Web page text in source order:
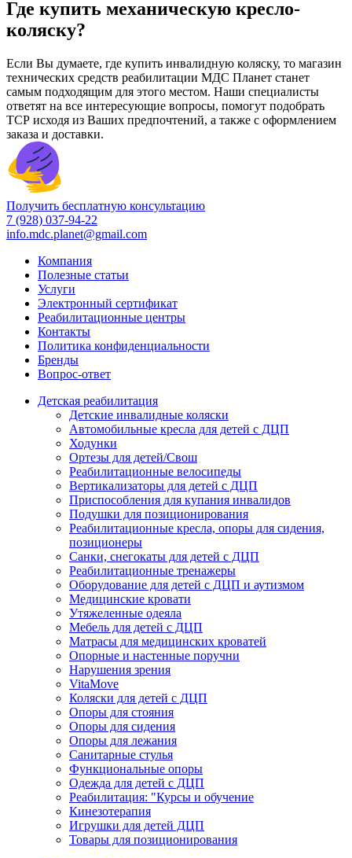
Где купить механическую кресло-
коляску?
Если Вы думаете, где купить инвалидную коляску, то магазин
технических средств реабилитации МДС Планет станет
самым подходящим для этого местом. Наши специалисты
ответят на все интересующие вопросы, помогут подобрать
ТСР исходя из Ваших предпочтений, а также с оформлением
заказа и доставки.
Получить бесплатную консультацию
7 (928) 037-94-22
info.mdc.planet@gmail.com
Компания
Полезные статьи
Услуги
Электронный сертификат
Реабилитационные центры
Контакты
Политика конфиденциальности
Бренды
Вопрос-ответ
Детская реабилитация
Детские инвалидные коляски
Автомобильные кресла для детей с ДЦП
Ходунки
Ортезы для детей/Свош
Реабилитационные велосипеды
Вертикализаторы для детей с ДЦП
Приспособления для купания инвалидов
Подушки для позиционирования
Реабилитационные кресла, опоры для сидения,
позиционеры
Санки, снегокаты для детей с ДЦП
Реабилитационные тренажеры
Оборудование для детей с ДЦП и аутизмом
Медицинские кровати
Утяжеленные одеяла
Мебель для детей с ДЦП
Матрасы для медицинских кроватей
Опорные и настенные поручни
Нарушения зрения
VitaMove
Коляски для детей с ДЦП
Опоры для стояния
Опоры для сидения
Опоры для лежания
Санитарные стулья
Функциональные опоры
Одежда для детей с ДЦП
Реабилитация: "Курсы и обучение
Кинезотерапия
Игрушки для детей ДЦП
Товары для позиционирования